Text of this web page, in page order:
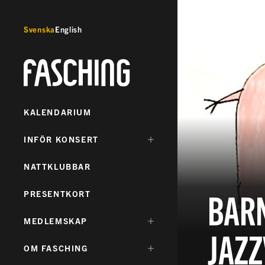
SvenskaEnglish
Fasching
KALENDARIUM
DÖLJ
INFÖR KONSERT
NATTKLUBBAR
PRESENTKORT
DÖLJ
MEDLEMSKAP
DÖLJ
OM FASCHING